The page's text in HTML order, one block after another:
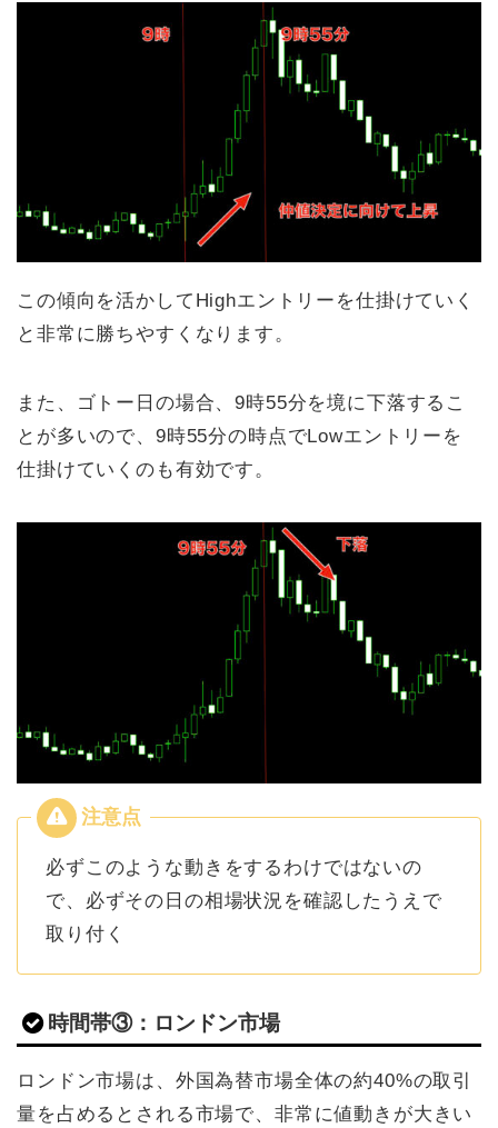
この傾向を活かしてHighエントリーを仕掛けていく
と非常に勝ちやすくなります。
また、ゴトー日の場合、9時55分を境に下落するこ
とが多いので、9時55分の時点でLowエントリーを
仕掛けていくのも有効です。
必ずこのような動きをするわけではないの
で、必ずその日の相場状況を確認したうえで
取り付く
時間帯③：ロンドン市場
ロンドン市場は、外国為替市場全体の約40%の取引
量を占めるとされる市場で、非常に値動きが大きい